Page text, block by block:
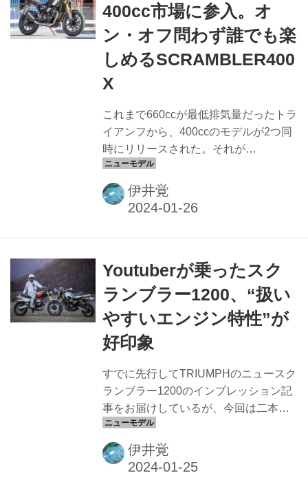
400cc市場に参入。オ
ン・オフ問わず誰でも楽
しめるSCRAMBLER400
X
これまで660ccが最低排気量だったトラ
イアンフから、400ccのモデルが2つ同
時にリリースされた。それが
SPEED400とSCRAMBLER400 Xだ。
価格も60〜70万円台と挑戦的な設定が
され、日本だけでなく世界中のバイク
伊井覚
Youtuberが乗ったスク
ランブラー1200、“扱い
やすいエンジン特性”が
好印象
すでに先行してTRIUMPHのニュースク
ランブラー1200のインプレッション記
事をお届けしているが、今回は二本立
て。“ビッグオフ界の素人YouTuber”こ
と、BANZAIりょ〜ちゃんねるさんにご
登場いただいた
伊井覚